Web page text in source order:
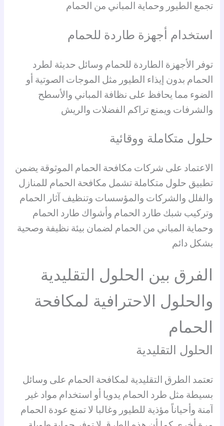
تجمع الطيور وحماية المباني من الحمام
استخدام أجهزة طاردة للحمام
توفر الأجهزة الطاردة للحمام وسائل حديثة لطرد
الحمام بدون إيذاء الطيور مثل الموجات الصوتية أو
الضوء مما يحافظ على نظافة المباني والأسطح
والشرفات ويمنع تراكم الفضلات والريش
حلول متكاملة ووقائية
الاعتماد على شركات مكافحة الحمام الموثوقة يضمن
تطبيق حلول متكاملة تشمل مكافحة الحمام للمنازل
والفلل والشركات والمؤسسات وتنظيف آثار الحمام
وتركيب شبك طارد الحمام وأشواك طارد الحمام
وحماية المباني من الحمام لضمان بيئة نظيفة وصحية
بشكل دائم
الفرق بين الحلول التقليدية
والحلول الاحترافية لمكافحة
الحمام
الحلول التقليدية
تعتمد الطرق التقليدية لمكافحة الحمام على وسائل
بسيطة مثل طرد الحمام يدويا أو استخدام مواد غير
آمنة وأحياناً مؤذية للطيور وغالبا لا تمنع عودة الحمام